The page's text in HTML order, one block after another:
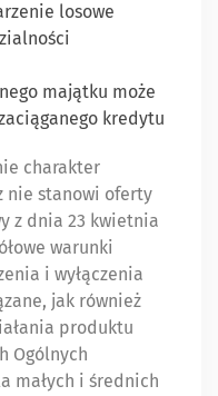
losowe
majątku może
kredytu
charakter
nie stanowi oferty
z dnia 23 kwietnia
warunki
i wyłączenia
jak również
produktu
Ogólnych
małych i średnich